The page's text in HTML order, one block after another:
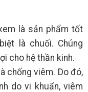
là sản phẩm tốt
là chuối. Chúng
cho hệ thần kinh.
chống viêm. Do đó,
do vi khuẩn, viêm